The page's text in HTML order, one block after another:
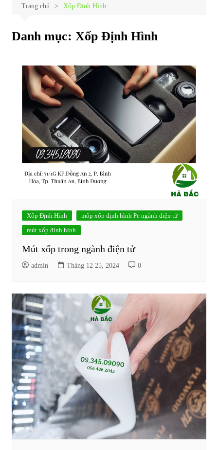
Trang chủ Xốp Định Hình
Danh mục: Xốp Định Hình
Xốp Định Hình
mốp xốp định hình Pe ngành điện tử
mút xốp định hình
Mút xốp trong ngành điện tử
admin Tháng 12 25, 2024 0